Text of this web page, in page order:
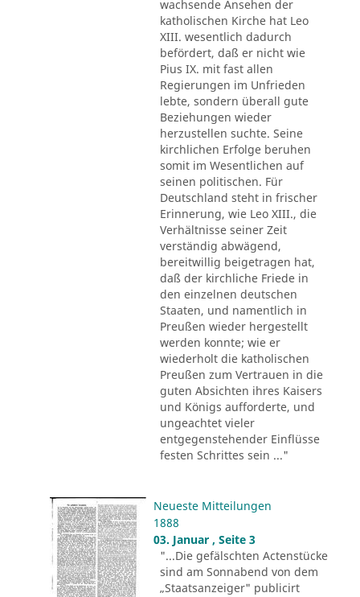
wachsende Ansehen der
katholischen Kirche hat Leo
XIII. wesentlich dadurch
befördert, daß er nicht wie
Pius IX. mit fast allen
Regierungen im Unfrieden
lebte, sondern überall gute
Beziehungen wieder
herzustellen suchte. Seine
kirchlichen Erfolge beruhen
somit im Wesentlichen auf
seinen politischen. Für
Deutschland steht in frischer
Erinnerung, wie Leo XIII., die
Verhältnisse seiner Zeit
verständig abwägend,
bereitwillig beigetragen hat,
daß der kirchliche Friede in
den einzelnen deutschen
Staaten, und namentlich in
Preußen wieder hergestellt
werden konnte; wie er
wiederholt die katholischen
Preußen zum Vertrauen in die
guten Absichten ihres Kaisers
und Königs aufforderte, und
ungeachtet vieler
entgegenstehender Einflüsse
festen Schrittes sein ..."
Neueste Mitteilungen
1888
03. Januar , Seite 3
"...Die gefälschten Actenstücke
sind am Sonnabend von dem
„Staatsanzeiger" publicirt